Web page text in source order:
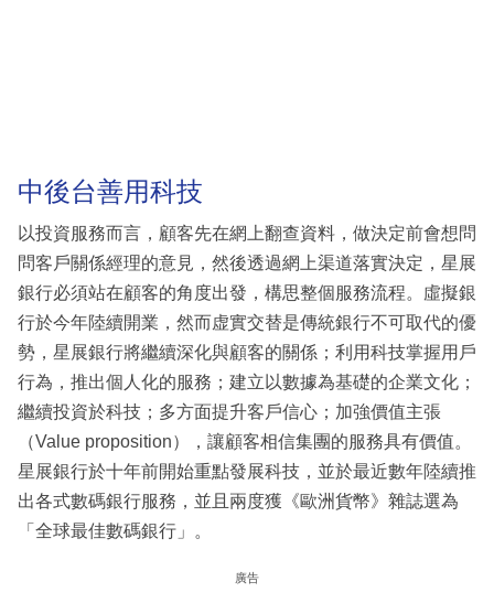
中後台善用科技
以投資服務而言，顧客先在網上翻查資料，做決定前會想問
問客戶關係經理的意見，然後透過網上渠道落實決定，星展
銀行必須站在顧客的角度出發，構思整個服務流程。虛擬銀
行於今年陸續開業，然而虚實交替是傳統銀行不可取代的優
勢，星展銀行將繼續深化與顧客的關係；利用科技掌握用戶
行為，推出個人化的服務；建立以數據為基礎的企業文化；
繼續投資於科技；多方面提升客戶信心；加強價值主張
（Value proposition），讓顧客相信集團的服務具有價值。
星展銀行於十年前開始重點發展科技，並於最近數年陸續推
出各式數碼銀行服務，並且兩度獲《歐洲貨幣》雜誌選為
「全球最佳數碼銀行」。
廣告